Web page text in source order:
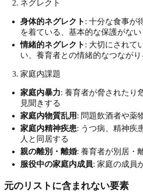
ネグレクト
身体的ネグレクト : 十分な食事が
を着ている、基本的な保護がない
情緒的ネグレクト : 大切にされて
い、養育者との情緒的なつなが
家庭内課題
家庭内暴力: 養育者が脅されたり
見聞きする
家庭内物質乱用 : 問題飲酒者や薬
家庭内精神疾患: うつ病、精神疾
人と同居する
親の離別・離婚: 養育者が別居・
服役中の家庭内成員: 家庭の成員
元のリストに含まれない要素